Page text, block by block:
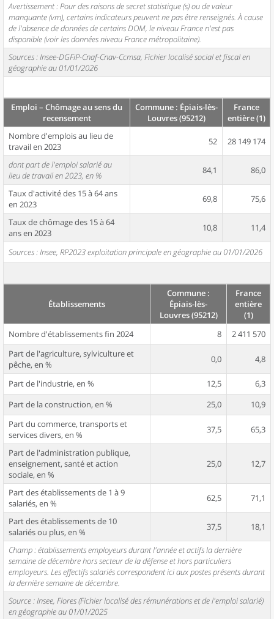
Avertissement : Pour des raisons de secret statistique (s) ou de valeur
manquante (vm), certains indicateurs peuvent ne pas être renseignés. À cause
de l'absence de données de certains DOM, le niveau France n'est pas
disponible (voir les données niveau France métropolitaine).
Sources : Insee-DGFiP-Cnaf-Cnav-Ccmsa, Fichier localisé social et fiscal en
géographie au 01/01/2026
Emploi – Chômage au sens du
recensement
Commune : Épiais-lès-
Louvres (95212)
France
entière (1)
Nombre d'emplois au lieu de
travail en 2023
52 28 149 174
dont part de l'emploi salarié au
lieu de travail en 2023, en %
84,1 86,0
Taux d'activité des 15 à 64 ans
en 2023
69,8 75,6
Taux de chômage des 15 à 64
ans en 2023
10,8 11,4
Sources : Insee, RP2023 exploitation principale en géographie au 01/01/2026
Établissements
Commune :
Épiais-lès-
Louvres (95212)
France
entière
(1)
Nombre d'établissements fin 2024
8
2 411 570
Part de l'agriculture, sylviculture et
pêche, en %
0,0 4,8
Part de l'industrie, en % 12,5
6,3
Part de la construction, en %
25,0
10,9
Part du commerce, transports et
services divers, en %
37,5 65,3
Part de l'administration publique,
enseignement, santé et action
sociale, en %
25,0 12,7
Part des établissements de 1 à 9
salariés, en %
62,5 71,1
Part des établissements de 10
salariés ou plus, en %
37,5 18,1
Champ : établissements employeurs durant l'année et actifs la dernière
semaine de décembre hors secteur de la défense et hors particuliers
employeurs. Les effectifs salariés correspondent ici aux postes présents durant
la dernière semaine de décembre.
Source : Insee, Flores (Fichier localisé des rémunérations et de l'emploi salarié)
en géographie au 01/01/2025